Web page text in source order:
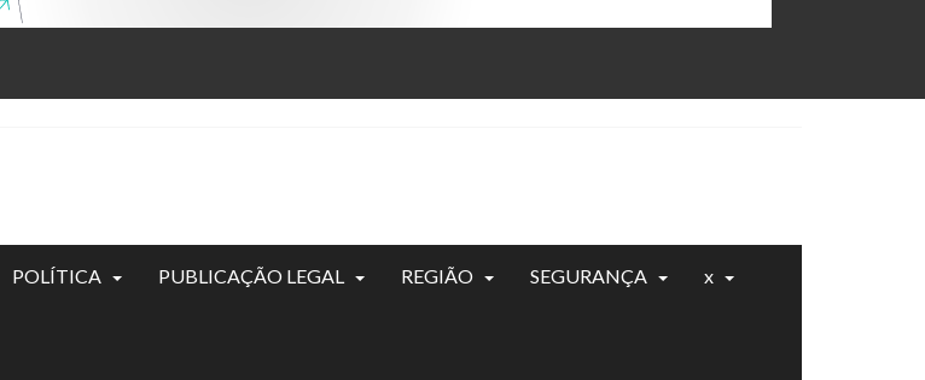
POLÍTICA PUBLICAÇÃO LEGAL REGIÃO SEGURANÇA x